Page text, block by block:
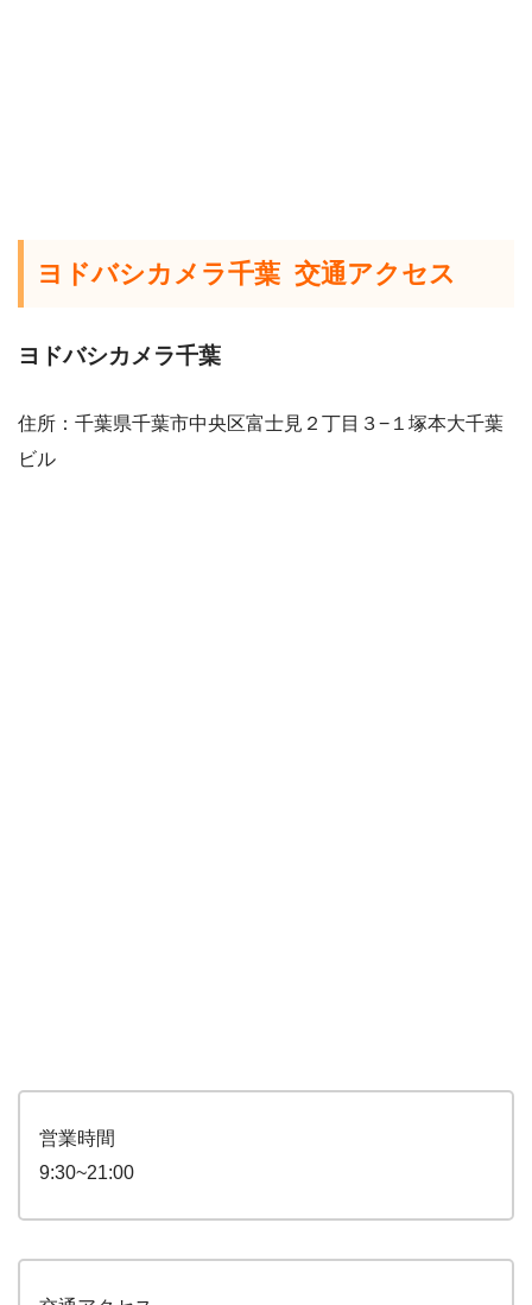
ヨドバシカメラ千葉 交通アクセス
ヨドバシカメラ千葉
住所：千葉県千葉市中央区富士見２丁目３−１塚本大千葉
ビル
営業時間
9:30~21:00